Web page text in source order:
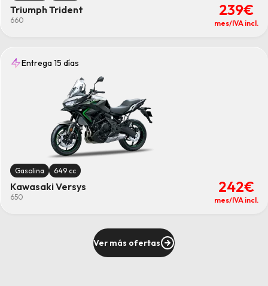
Triumph Trident
660
239€
mes/IVA incl.
Entrega 15 días
Gasolina 649 cc
Kawasaki Versys
650
242€
mes/IVA incl.
Ver más ofertas